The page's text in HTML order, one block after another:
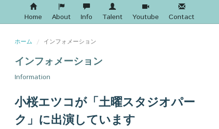
Home About Info Talent Youtube Contact
ホーム インフォメーション
インフォメーション
Information
小桜エツコが「土曜スタジオパー
ク」に出演しています